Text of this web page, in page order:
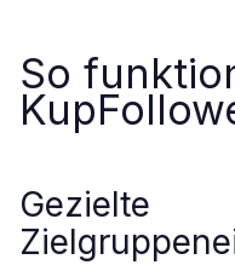
So
Gezielte